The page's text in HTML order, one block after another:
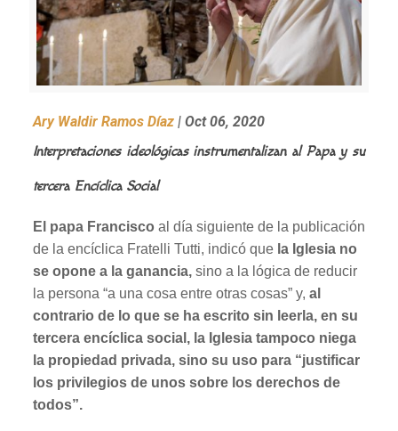
Ary Waldir Ramos Díaz| Oct 06, 2020
Interpretaciones ideológicas instrumentalizan al Papa y su
tercera Encíclica Social
El papa Francisco al día siguiente de la publicación
de la encíclica Fratelli Tutti, indicó que la Iglesia no
se opone a la ganancia,sino a la lógica de reducir
la persona “a una cosa entre otras cosas” y, al
contrario de lo que se ha escrito sin leerla, en su
tercera encíclica social, la Iglesia tampoco niega
la propiedad privada, sino su uso para “justificar
los privilegios de unos sobre los derechos de
todos”.